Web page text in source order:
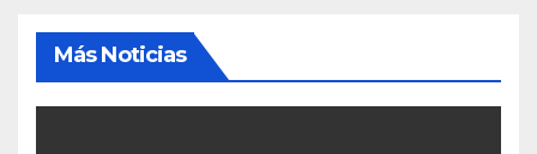
Más Noticias